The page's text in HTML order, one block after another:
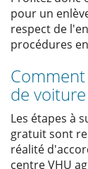
pour un
respect de
procédures
de
Les étapes à
gratuit sont
réalité
centre VHU